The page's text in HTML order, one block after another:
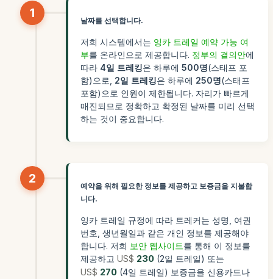
1
날짜를 선택합니다.
저희 시스템에서는 잉카 트레일 예약 가능 여
부를 온라인으로 제공합니다. 정부의 결의안에
따라 4일 트레킹은 하루에 500명(스태프 포
함)으로, 2일 트레킹은 하루에 250명(스태프
포함)으로 인원이 제한됩니다. 자리가 빠르게
매진되므로 정확하고 확정된 날짜를 미리 선택
하는 것이 중요합니다.
2
예약을 위해 필요한 정보를 제공하고 보증금을 지불합
니다.
잉카 트레일 규정에 따라 트레커는 성명, 여권
번호, 생년월일과 같은 개인 정보를 제공해야
합니다. 저희 보안 웹사이트를 통해 이 정보를
제공하고 US$ 230 (2일 트레일) 또는
US$ 270 (4일 트레일) 보증금을 신용카드나